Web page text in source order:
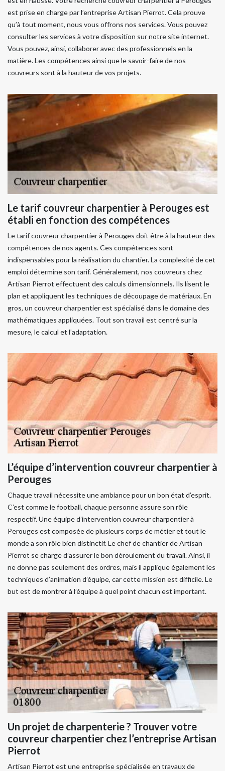
est prise en charge par l’entreprise Artisan Pierrot. Cela prouve
qu’à tout moment, nous vous offrons nos services. Vous pouvez
consulter les services à votre disposition sur notre site internet.
Vous pouvez, ainsi, collaborer avec des professionnels en la
matière. Les compétences ainsi que le savoir-faire de nos
couvreurs sont à la hauteur de vos projets.
Le tarif couvreur charpentier à Perouges est
établi en fonction des compétences
Le tarif couvreur charpentier à Perouges doit être à la hauteur des
compétences de nos agents. Ces compétences sont
indispensables pour la réalisation du chantier. La complexité de cet
emploi détermine son tarif. Généralement, nos couvreurs chez
Artisan Pierrot effectuent des calculs dimensionnels. Ils lisent le
plan et appliquent les techniques de découpage de matériaux. En
gros, un couvreur charpentier est spécialisé dans le domaine des
mathématiques appliquées. Tout son travail est centré sur la
mesure, le calcul et l’adaptation.
L’équipe d’intervention couvreur charpentier à
Perouges
Chaque travail nécessite une ambiance pour un bon état d’esprit.
C’est comme le football, chaque personne assure son rôle
respectif. Une équipe d’intervention couvreur charpentier à
Perouges est composée de plusieurs corps de métier et tout le
monde a son rôle bien distinctif. Le chef de chantier de Artisan
Pierrot se charge d’assurer le bon déroulement du travail. Ainsi, il
ne donne pas seulement des ordres, mais il applique également les
techniques d’animation d’équipe, car cette mission est difficile. Le
but est de montrer à l’équipe à quel point chacun est important.
Un projet de charpenterie ? Trouver votre
couvreur charpentier chez l’entreprise Artisan
Pierrot
Artisan Pierrot est une entreprise spécialisée en travaux de